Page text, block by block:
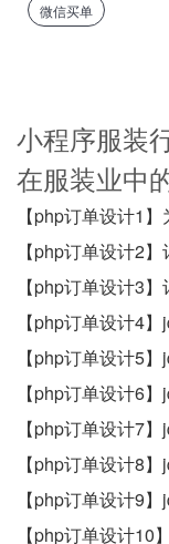
微信买单
小程序服装
在服装业中
【php订单设计1
【php订单设计2
【php订单设计3
【php订单设计4
【php订单设计5
【php订单设计6
【php订单设计7
【php订单设计8
【php订单设计9
【php订单设计10